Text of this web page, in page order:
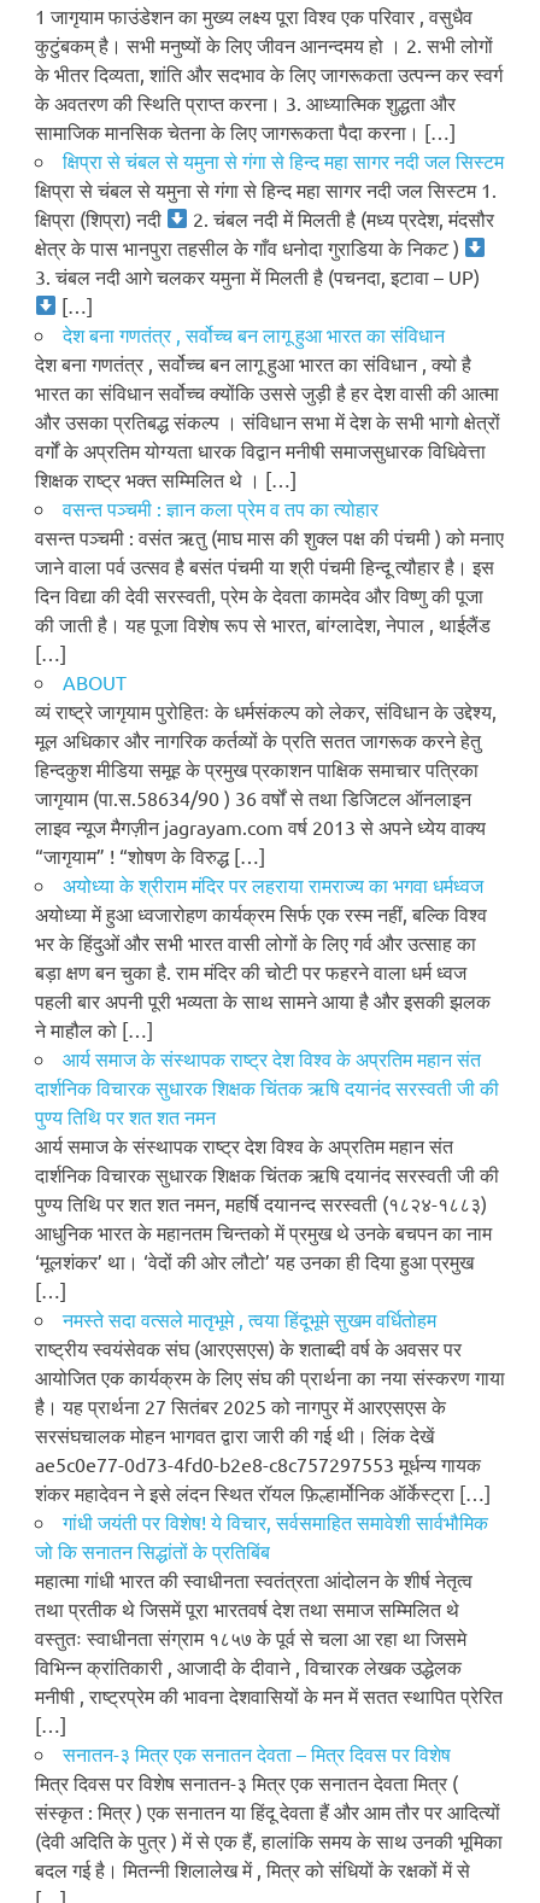
1 जागृयाम फाउंडेशन का मुख्य लक्ष्य पूरा विश्व एक परिवार , वसुधैव
कुटुंबकम् है। सभी मनुष्यों के लिए जीवन आनन्दमय हो । 2. सभी लोगों
के भीतर दिव्यता, शांति और सदभाव के लिए जागरूकता उत्पन्न कर स्वर्ग
के अवतरण की स्थिति प्राप्त करना। 3. आध्यात्मिक शुद्धता और
सामाजिक मानसिक चेतना के लिए जागरूकता पैदा करना। […]
क्षिप्रा से चंबल से यमुना से गंगा से हिन्द महा सागर नदी जल सिस्टम
क्षिप्रा से चंबल से यमुना से गंगा से हिन्द महा सागर नदी जल सिस्टम 1.
क्षिप्रा (शिप्रा) नदी
2. चंबल नदी में मिलती है (मध्य प्रदेश, मंदसौर
क्षेत्र के पास भानपुरा तहसील के गाँव धनोदा गुराडिया के निकट )
3. चंबल नदी आगे चलकर यमुना में मिलती है (पचनदा, इटावा – UP)
[…]
देश बना गणतंत्र , सर्वोच्च बन लागू हुआ भारत का संविधान
देश बना गणतंत्र , सर्वोच्च बन लागू हुआ भारत का संविधान , क्यो है
भारत का संविधान सर्वोच्च क्योंकि उससे जुड़ी है हर देश वासी की आत्मा
और उसका प्रतिबद्ध संकल्प । संविधान सभा में देश के सभी भागो क्षेत्रों
वर्गों के अप्रतिम योग्यता धारक विद्वान मनीषी समाजसुधारक विधिवेत्ता
शिक्षक राष्ट्र भक्त सम्मिलित थे । […]
वसन्त पञ्चमी : ज्ञान कला प्रेम व तप का त्योहार
वसन्त पञ्चमी : वसंत ऋतु (माघ मास की शुक्ल पक्ष की पंचमी ) को मनाए
जाने वाला पर्व उत्सव है बसंत पंचमी या श्री पंचमी हिन्दू त्यौहार है। इस
दिन विद्या की देवी सरस्वती, प्रेम के देवता कामदेव और विष्णु की पूजा
की जाती है। यह पूजा विशेष रूप से भारत, बांग्लादेश, नेपाल , थाईलैंड
[…]
ABOUT
व्यं राष्ट्रे जागृयाम पुरोहितः के धर्मसंकल्प को लेकर, संविधान के उद्देश्य,
मूल अधिकार और नागरिक कर्तव्यों के प्रति सतत जागरूक करने हेतु
हिन्दकुश मीडिया समूह के प्रमुख प्रकाशन पाक्षिक समाचार पत्रिका
जागृयाम (पा.स.58634/90 ) 36 वर्षों से तथा डिजिटल ऑनलाइन
लाइव न्यूज मैगज़ीन jagrayam.com वर्ष 2013 से अपने ध्येय वाक्य
“जागृयाम” ! “शोषण के विरुद्ध […]
अयोध्या के श्रीराम मंदिर पर लहराया रामराज्य का भगवा धर्मध्वज
अयोध्या में हुआ ध्वजारोहण कार्यक्रम सिर्फ एक रस्म नहीं, बल्कि विश्व
भर के हिंदुओं और सभी भारत वासी लोगों के लिए गर्व और उत्साह का
बड़ा क्षण बन चुका है. राम मंदिर की चोटी पर फहरने वाला धर्म ध्वज
पहली बार अपनी पूरी भव्यता के साथ सामने आया है और इसकी झलक
ने माहौल को […]
आर्य समाज के संस्थापक राष्ट्र देश विश्व के अप्रतिम महान संत
दार्शनिक विचारक सुधारक शिक्षक चिंतक ऋषि दयानंद सरस्वती जी की
पुण्य तिथि पर शत शत नमन
आर्य समाज के संस्थापक राष्ट्र देश विश्व के अप्रतिम महान संत
दार्शनिक विचारक सुधारक शिक्षक चिंतक ऋषि दयानंद सरस्वती जी की
पुण्य तिथि पर शत शत नमन, महर्षि दयानन्द सरस्वती (१८२४-१८८३)
आधुनिक भारत के महानतम चिन्तको में प्रमुख थे उनके बचपन का नाम
‘मूलशंकर’ था। ‘वेदों की ओर लौटो’ यह उनका ही दिया हुआ प्रमुख
[…]
नमस्ते सदा वत्सले मातृभूमे , त्वया हिंदूभूमे सुखम वर्धितोहम
राष्ट्रीय स्वयंसेवक संघ (आरएसएस) के शताब्दी वर्ष के अवसर पर
आयोजित एक कार्यक्रम के लिए संघ की प्रार्थना का नया संस्करण गाया
है। यह प्रार्थना 27 सितंबर 2025 को नागपुर में आरएसएस के
सरसंघचालक मोहन भागवत द्वारा जारी की गई थी। लिंक देखें
ae5c0e77-0d73-4fd0-b2e8-c8c757297553 मूर्धन्य गायक
शंकर महादेवन ने इसे लंदन स्थित रॉयल फ़िल्हार्मोनिक ऑर्केस्ट्रा […]
गांधी जयंती पर विशेष! ये विचार, सर्वसमाहित समावेशी सार्वभौमिक
जो कि सनातन सिद्धांतों के प्रतिबिंब
महात्मा गांधी भारत की स्वाधीनता स्वतंत्रता आंदोलन के शीर्ष नेतृत्व
तथा प्रतीक थे जिसमें पूरा भारतवर्ष देश तथा समाज सम्मिलित थे
वस्तुतः स्वाधीनता संग्राम १८५७ के पूर्व से चला आ रहा था जिसमे
विभिन्न क्रांतिकारी , आजादी के दीवाने , विचारक लेखक उद्धेलक
मनीषी , राष्ट्रप्रेम की भावना देशवासियों के मन में सतत स्थापित प्रेरित
[…]
सनातन-३ मित्र एक सनातन देवता – मित्र दिवस पर विशेष
मित्र दिवस पर विशेष सनातन-३ मित्र एक सनातन देवता मित्र (
संस्कृत : मित्र ) एक सनातन या हिंदू देवता हैं और आम तौर पर आदित्यों
(देवी अदिति के पुत्र ) में से एक हैं, हालांकि समय के साथ उनकी भूमिका
बदल गई है। मितन्नी शिलालेख में , मित्र को संधियों के रक्षकों में से
[…]